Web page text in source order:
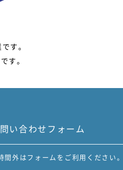
す。
す。
い合わせフォーム
間外はフォームをご利用ください。